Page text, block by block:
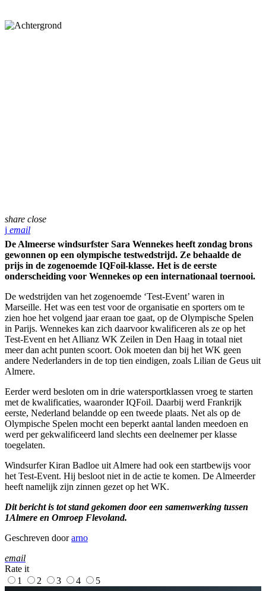
share close
email
De Almeerse windsurfster Sara Wennekes heeft zondag brons
gewonnen op een olympische testwedstrijd. Ze behaalde de
prijs in de zogenoemde IQFoil-klasse. Het is de eerste
onderscheiding voor Wennekes op een internationaal toernooi.
De wedstrijden van het zogenoemde ‘Test-Event’ waren in
Marseille. Het was een test voor de organisatie en sporters om te
zien hoe het volgend jaar eraan toe gaat, op de Olympische Spelen
in Parijs. Wennekes kan zich daarvoor kwalificeren als ze op het
Test-Event en het Allianz WK Zeilen in Den Haag in totaal niet
meer dan acht punten scoort. Ook moeten dan bij het WK geen
andere Nederlanders in de top tien eindigen, zoals Lilian de Geus uit
Almere.
Eerder werd besloten om in drie watersportklassen vroeg te starten
met de kwalificaties, waaronder IQFoil. Daarbij werd Frankrijk
eerste, Nederland belandde op een tweede plaats. Net als op de
Olympische Spelen mocht een beperkt aantal landen meedoen en
werd per gekwalificeerd land slechts een deelnemer per klasse
toegelaten.
Windsurfer Kiran Badloe uit Almere had ook een startbewijs voor
het Test-Event. Hij besloot niet in de actie te komen. De Almeerder
heeft namelijk zijn zinnen gezet op het WK.
Dit bericht is tot stand gekomen door een samenwerking tussen
1Almere en Omroep Flevoland.
Geschreven doorarno
email
Rate it
1
2 3 4 5